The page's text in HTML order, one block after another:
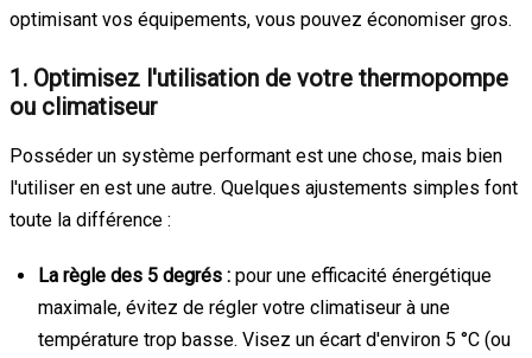
optimisant vos équipements, vous pouvez économiser gros.
1. Optimisez l'utilisation de votre thermopompe
ou climatiseur
Posséder un système performant est une chose, mais bien
l'utiliser en est une autre. Quelques ajustements simples font
toute la différence :
La règle des 5 degrés : pour une efficacité énergétique
maximale, évitez de régler votre climatiseur à une
température trop basse. Visez un écart d'environ 5 °C (ou